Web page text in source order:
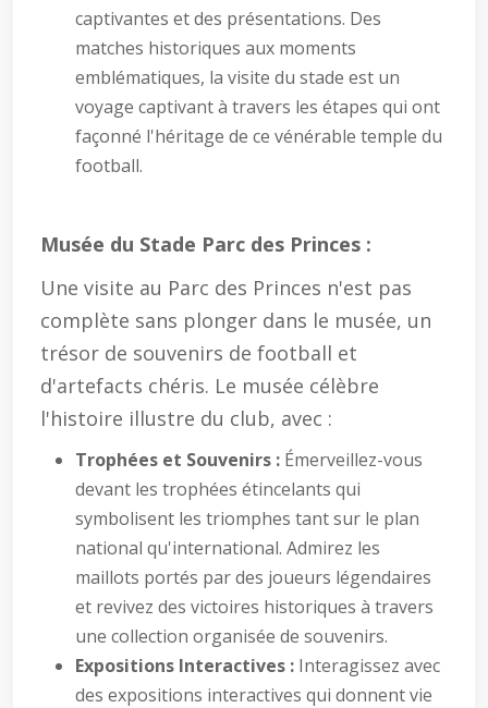
captivantes et des présentations. Des
matches historiques aux moments
emblématiques, la visite du stade est un
voyage captivant à travers les étapes qui ont
façonné l'héritage de ce vénérable temple du
football.
Musée du Stade Parc des Princes :
Une visite au Parc des Princes n'est pas
complète sans plonger dans le musée, un
trésor de souvenirs de football et
d'artefacts chéris. Le musée célèbre
l'histoire illustre du club, avec :
Trophées et Souvenirs : Émerveillez-vous
devant les trophées étincelants qui
symbolisent les triomphes tant sur le plan
national qu'international. Admirez les
maillots portés par des joueurs légendaires
et revivez des victoires historiques à travers
une collection organisée de souvenirs.
Expositions Interactives : Interagissez avec
des expositions interactives qui donnent vie